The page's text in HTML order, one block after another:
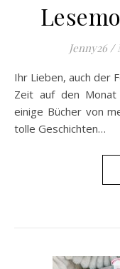
Jenny26 /
Ihr Lieben, auch der Februar ist schon wieder um und es ist
Zeit auf den
einige Bücher von
tolle Geschichten…